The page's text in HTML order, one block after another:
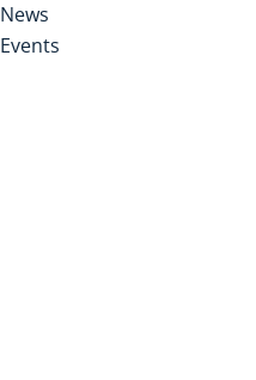
News
Events